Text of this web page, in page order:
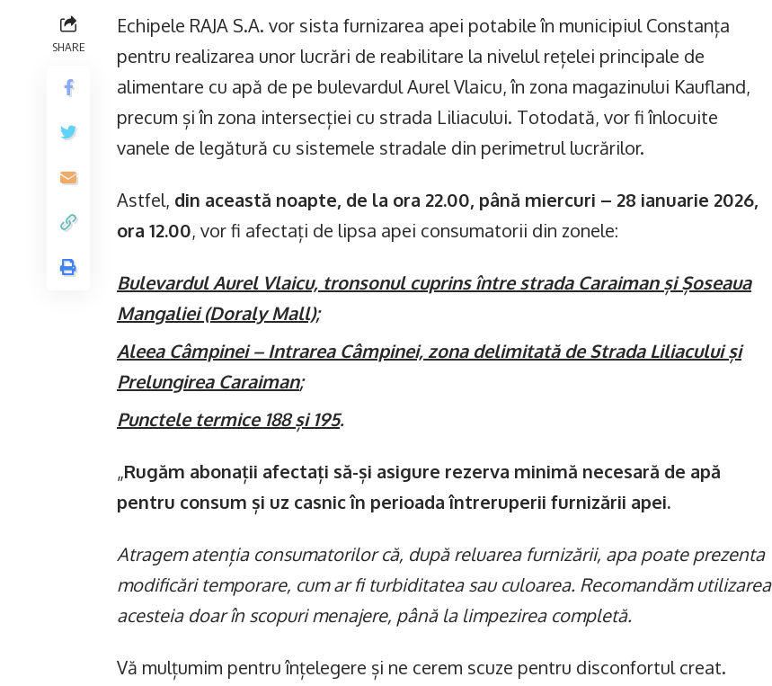
SHARE
Echipele RAJA S.A. vor sista furnizarea apei potabile în municipiul Constanța
pentru realizarea unor lucrări de reabilitare la nivelul rețelei principale de
alimentare cu apă de pe bulevardul Aurel Vlaicu, în zona magazinului Kaufland,
precum și în zona intersecției cu strada Liliacului. Totodată, vor fi înlocuite
vanele de legătură cu sistemele stradale din perimetrul lucrărilor.
Astfel, din această noapte, de la ora 22.00, până miercuri – 28 ianuarie 2026,
ora 12.00, vor fi afectați de lipsa apei consumatorii din zonele:
Bulevardul Aurel Vlaicu, tronsonul cuprins între strada Caraiman și Șoseaua
Mangaliei (Doraly Mall);
Aleea Câmpinei – Intrarea Câmpinei, zona delimitată de Strada Liliacului și
Prelungirea Caraiman;
Punctele termice 188 și 195.
„Rugăm abonații afectați să-și asigure rezerva minimă necesară de apă
pentru consum și uz casnic în perioada întreruperii furnizării apei.
Atragem atenția consumatorilor că, după reluarea furnizării, apa poate prezenta
modificări temporare, cum ar fi turbiditatea sau culoarea. Recomandăm utilizarea
acesteia doar în scopuri menajere, până la limpezirea completă.
Vă mulțumim pentru înțelegere și ne cerem scuze pentru disconfortul creat.